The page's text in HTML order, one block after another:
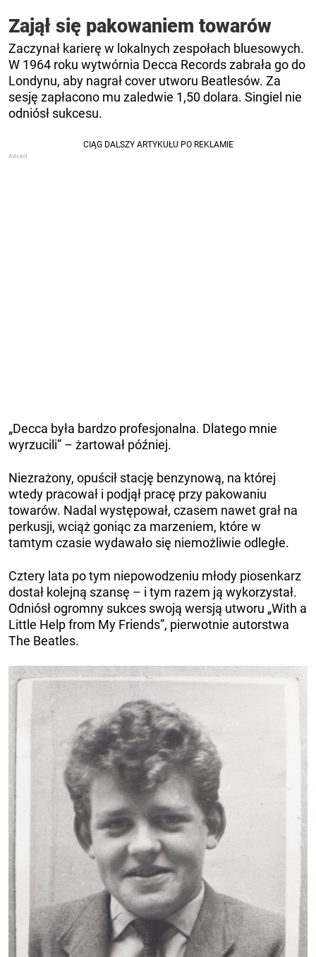
Zajął się pakowaniem towarów
Zaczynał karierę w lokalnych zespołach bluesowych.
W 1964 roku wytwórnia Decca Records zabrała go do
Londynu, aby nagrał cover utworu Beatlesów. Za
sesję zapłacono mu zaledwie 1,50 dolara. Singiel nie
odniósł sukcesu.
„Decca była bardzo profesjonalna. Dlatego mnie
wyrzucili” – żartował później.
Niezrażony, opuścił stację benzynową, na której
wtedy pracował i podjął pracę przy pakowaniu
towarów. Nadal występował, czasem nawet grał na
perkusji, wciąż goniąc za marzeniem, które w
tamtym czasie wydawało się niemożliwie odległe.
Cztery lata po tym niepowodzeniu młody piosenkarz
dostał kolejną szansę – i tym razem ją wykorzystał.
Odniósł ogromny sukces swoją wersją utworu „With a
Little Help from My Friends”, pierwotnie autorstwa
The Beatles.